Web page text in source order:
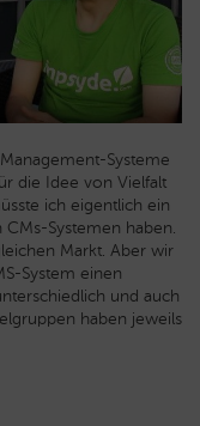
Systeme
die Idee von Vielfalt
ich eigentlich ein
Systemen haben.
Markt. Aber wir
System einen
und auch
haben jeweils